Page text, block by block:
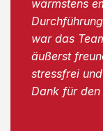
wärmstens
war das
äußerst
stressfrei
Dank für